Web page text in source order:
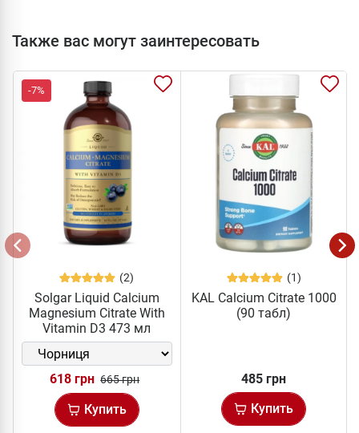
Также вас могут заинтересовать
-7%
(2)
Solgar Liquid Calcium
Magnesium Citrate With
Vitamin D3 473 мл
618 грн 665 грн
Купить
(1)
KAL Calcium Citrate 1000
(90 табл)
485 грн
Купить